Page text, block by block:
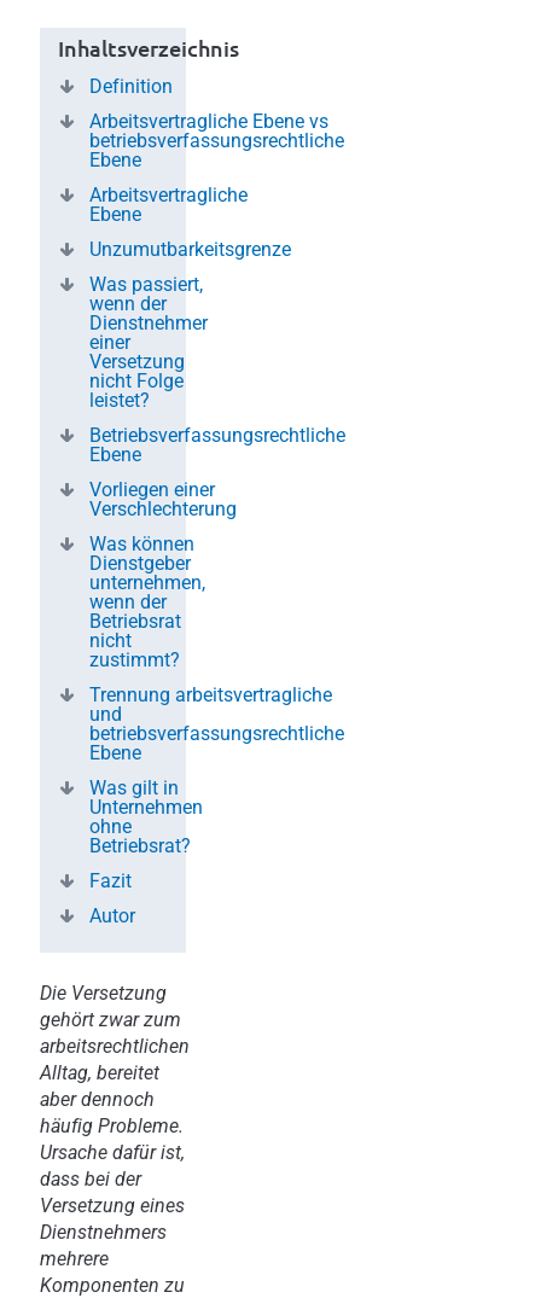
Inhaltsverzeichnis
Definition
Arbeitsvertragliche Ebene vs
betriebsverfassungsrechtliche
Ebene
Arbeitsvertragliche
Ebene
Unzumutbarkeitsgrenze
Was passiert,
wenn der
Dienstnehmer
einer
Versetzung
nicht Folge
leistet?
Betriebsverfassungsrechtliche
Ebene
Vorliegen einer
Verschlechterung
Was können
Dienstgeber
unternehmen,
wenn der
Betriebsrat
nicht
zustimmt?
Trennung arbeitsvertragliche
und
betriebsverfassungsrechtliche
Ebene
Was gilt in
Unternehmen
ohne
Betriebsrat?
Fazit
Autor
Die Versetzung
gehört zwar zum
arbeitsrechtlichen
Alltag, bereitet
aber dennoch
häufig Probleme.
Ursache dafür ist,
dass bei der
Versetzung eines
Dienstnehmers
mehrere
Komponenten zu